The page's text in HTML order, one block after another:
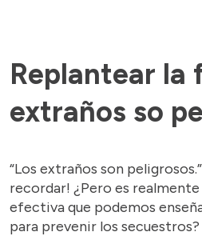
Replantear la
extraños so
“Los extraños son
recordar! ¿Pero es
efectiva que podemos
para prevenir los secuestros?